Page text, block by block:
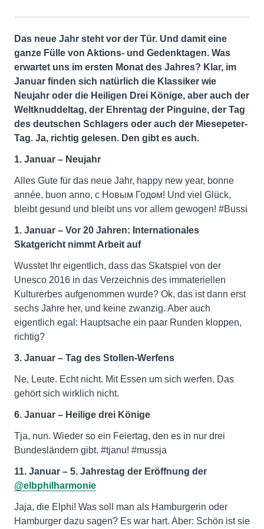
Das neue Jahr steht vor der Tür. Und damit eine
ganze Fülle von Aktions- und Gedenktagen. Was
erwartet uns im ersten Monat des Jahres? Klar, im
Januar finden sich natürlich die Klassiker wie
Neujahr oder die Heiligen Drei Könige, aber auch der
Weltknuddeltag, der Ehrentag der Pinguine, der Tag
des deutschen Schlagers oder auch der Miesepeter-
Tag. Ja, richtig gelesen. Den gibt es auch.
1. Januar – Neujahr
Alles Gute für das neue Jahr, happy new year, bonne
année, buon anno, с Новым Годом! Und viel Glück,
bleibt gesund und bleibt uns vor allem gewogen! #Bussi
1. Januar – Vor 20 Jahren: Internationales
Skatgericht nimmt Arbeit auf
Wusstet Ihr eigentlich, dass das Skatspiel von der
Unesco 2016 in das Verzeichnis des immateriellen
Kulturerbes aufgenommen wurde? Ok, das ist dann erst
sechs Jahre her, und keine zwanzig. Aber auch
eigentlich egal: Hauptsache ein paar Runden kloppen,
richtig?
3. Januar – Tag des Stollen-Werfens
Ne, Leute. Echt nicht. Mit Essen um sich werfen. Das
gehört sich wirklich nicht.
6. Januar – Heilige drei Könige
Tja, nun. Wieder so ein Feiertag, den es in nur drei
Bundesländern gibt. #tjanu! #mussja
11. Januar – 5. Jahrestag der Eröffnung der
@elbphilharmonie
Jaja, die Elphi! Was soll man als Hamburgerin oder
Hamburger dazu sagen? Es war hart. Aber: Schön ist sie